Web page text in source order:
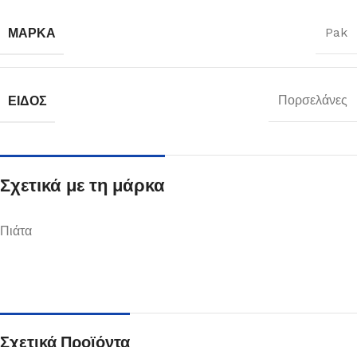
ΜΆΡΚΑ Pak
ΕΊΔΟΣ Πορσελάνες
Σχετικά με τη μάρκα
Πιάτα
Σχετικά Προϊόντα